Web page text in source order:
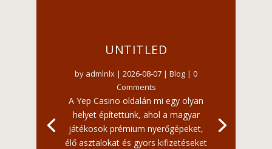
UNTITLED
by admlnlx | 2026-08-07 | Blog | 0
Comments
A Yep Casino oldalán mi egy olyan
helyet építettünk, ahol a magyar
játékosok prémium nyerőgépeket,
élő asztalokat és gyors kifizetéseket